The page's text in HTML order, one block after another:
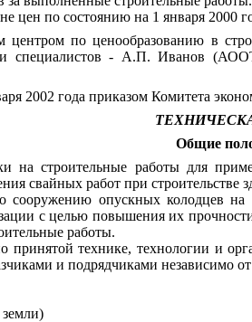
цен по состоянию на 1 января 2000
центром по ценообразованию в
- А.П. Иванов
2002 года приказом Комитета
Общие
на строительные работы для
свайных работ при
опускных колодцев
с целью повышения их
работы.
принятой технике, технологии и
и подрядчиками